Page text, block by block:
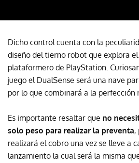
Dicho control cuenta con la
diseño del tierno robot que explora
plataformero de PlayStation.
juego el DualSense será una nave
por lo que combinará a la perfección
Es importante resaltar que no
solo peso para realizar la preventa,
realizará el cobro una vez se lleve a
lanzamiento la cual será la misma